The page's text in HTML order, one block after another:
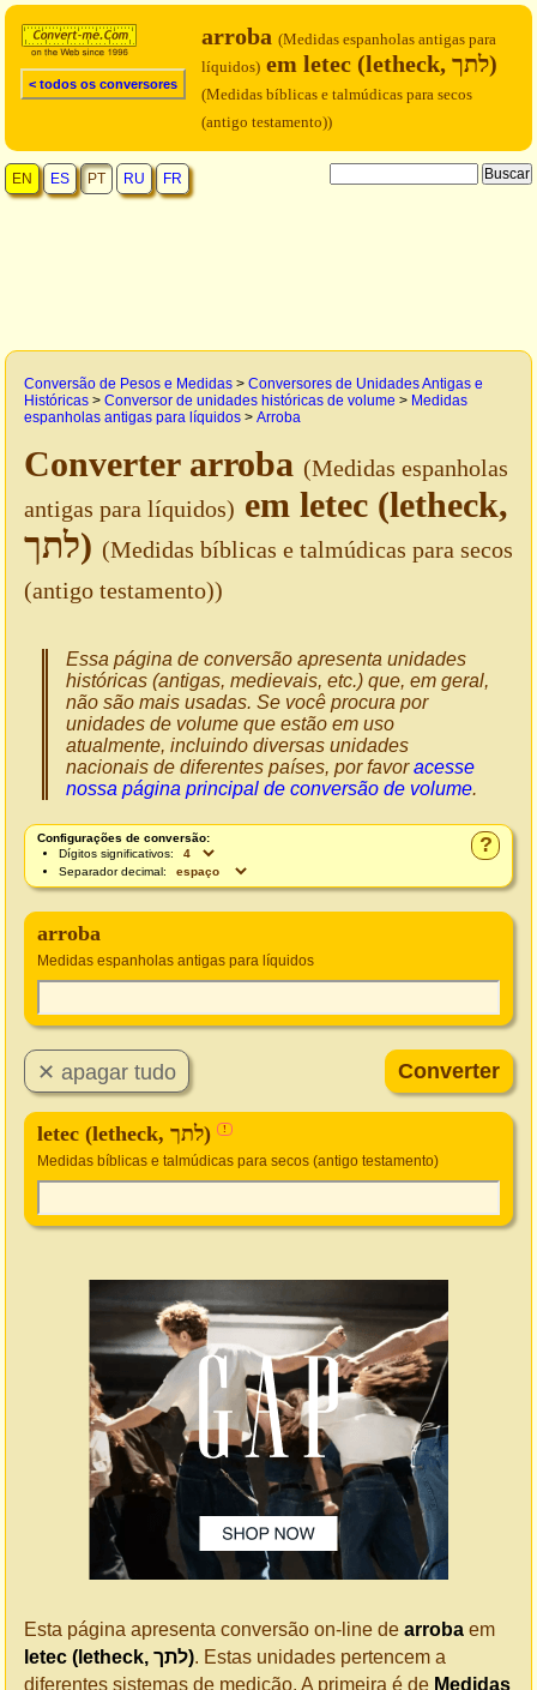
< todos os conversores
arroba (Medidas espanholas antigas para
líquidos)
em letec (letheck, לתך)
(Medidas bíblicas e talmúdicas para secos
(antigo testamento))
EN ES PT RU FR
Conversão de Pesos e Medidas > Conversores de Unidades Antigas e
Históricas > Conversor de unidades históricas de volume > Medidas
espanholas antigas para líquidos > Arroba
Converter arroba (Medidas espanholas
antigas para líquidos) em letec (letheck,
לתך) (Medidas bíblicas e talmúdicas para secos
(antigo testamento))
Essa página de conversão apresenta unidades
históricas (antigas, medievais, etc.) que, em geral,
não são mais usadas. Se você procura por
unidades de volume que estão em uso
atualmente, incluindo diversas unidades
nacionais de diferentes países, por favoracesse
nossa página principal de conversão de volume.
?
Configurações de conversão:
Dígitos significativos:
Separador decimal:
arroba
Medidas espanholas antigas para líquidos
letec (letheck, לתך) !
Medidas bíblicas e talmúdicas para secos (antigo testamento)
Esta página apresenta conversão on-line de arroba em
letec (letheck, לתך). Estas unidades pertencem a
diferentes sistemas de medição. A primeira é de Medidas